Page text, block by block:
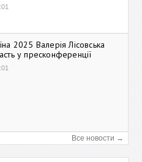
2025 Валерія Лісовська
у пресконференції
Все новости →